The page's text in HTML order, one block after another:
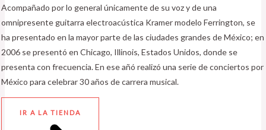
Acompañado por lo general únicamente de su voz y de una
omnipresente guitarra electroacústica Kramer modelo Ferrington, se
ha presentado en la mayor parte de las ciudades grandes de México; en
2006 se presentó en Chicago, Illinois, Estados Unidos, donde se
presenta con frecuencia. En ese añó realizó una serie de conciertos por
México para celebrar 30 años de carrera musical.
IR A LA TIENDA